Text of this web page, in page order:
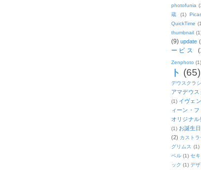
photofunia
蔵
(1)
QuickTime
thumbnail
(9) update
ービス
Zenphoto (1)
ト (65)
デウスクラ
アマデウ
(1) イヴェ
ィーン・フ
オリジナ
(1) お誕生
(2) カストラ
グリムス (1)
ベル (1) セ
ック (1) デ